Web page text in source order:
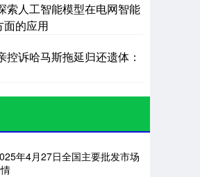
索人工智能模型在电网智能
面的应用
诉哈马斯拖延归还遗体：
年4月27日全国主要批发市场